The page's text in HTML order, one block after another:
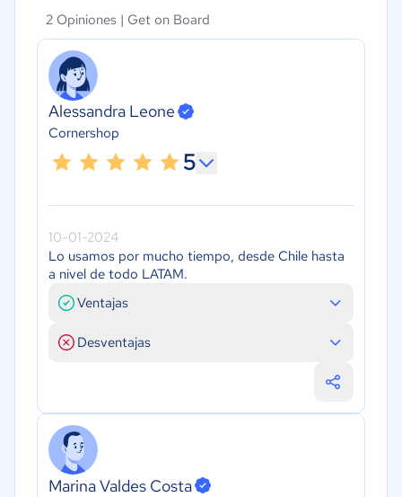
2 Opiniones | Get on Board
Alessandra Leone
Cornershop
5
10-01-2024
Lo usamos por mucho tiempo, desde Chile hasta
a nivel de todo LATAM.
Ventajas
Desventajas
Marina Valdes Costa